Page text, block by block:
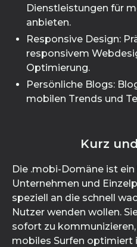
Dienstleistungen für
anbieten.
Responsive Design:
responsivem
Optimierung.
Persönliche Blogs:
mobilen Trends und
Kurz
Die .mobi-Domäne ist
Unternehmen und
speziell an die schnell
Nutzer wenden wollen.
sofort zu
mobiles Surfen optimiert